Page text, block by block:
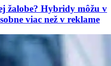
žalobe? Hybridy môžu v
viac než v reklame